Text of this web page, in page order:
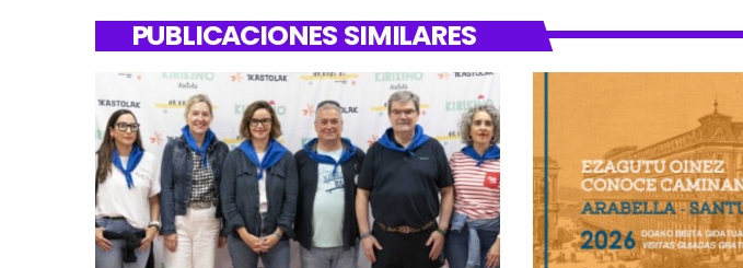
PUBLICACIONES SIMILARES